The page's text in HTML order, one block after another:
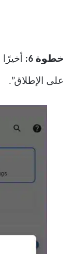
خطوة 6:
على الإطلاق”.